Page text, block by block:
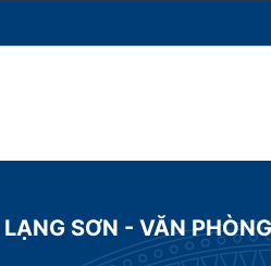
SƠN - VĂN